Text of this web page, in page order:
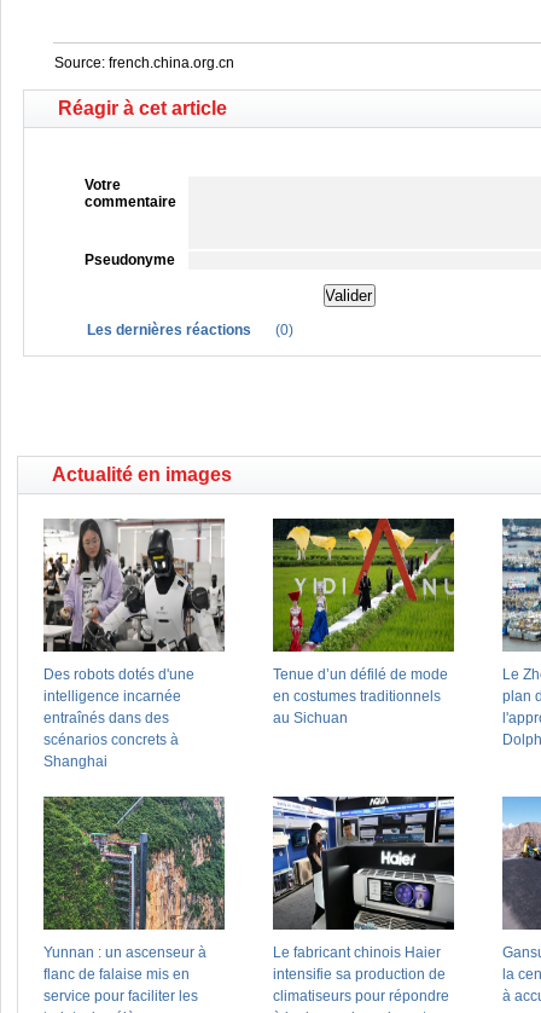
Source:french.china.org.cn
Réagir à cet article
Votre
commentaire
Pseudonyme
Les dernières réactions (0)